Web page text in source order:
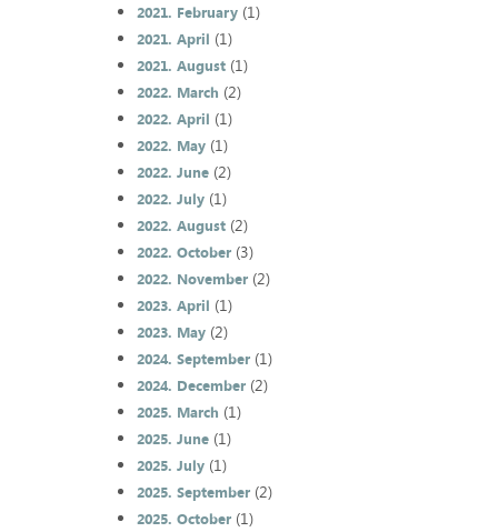
2021. February(1)
2021. April (1)
2021. August(1)
2022. March (2)
2022. April (1)
2022. May(1)
2022. June(2)
2022. July(1)
2022. August(2)
2022. October(3)
2022. November(2)
2023. April (1)
2023. May(2)
2024. September(1)
2024. December(2)
2025. March (1)
2025. June(1)
2025. July(1)
2025. September(2)
2025. October(1)